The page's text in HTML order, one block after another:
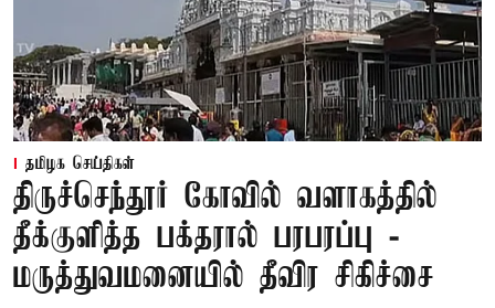
தமிழக செய்திகள்
திருச்செந்தூர் கோவில் வளாகத்தில்
தீக்குளித்த பக்தரால் பரபரப்பு -
மருத்துவமனையில் தீவிர சிகிச்சை